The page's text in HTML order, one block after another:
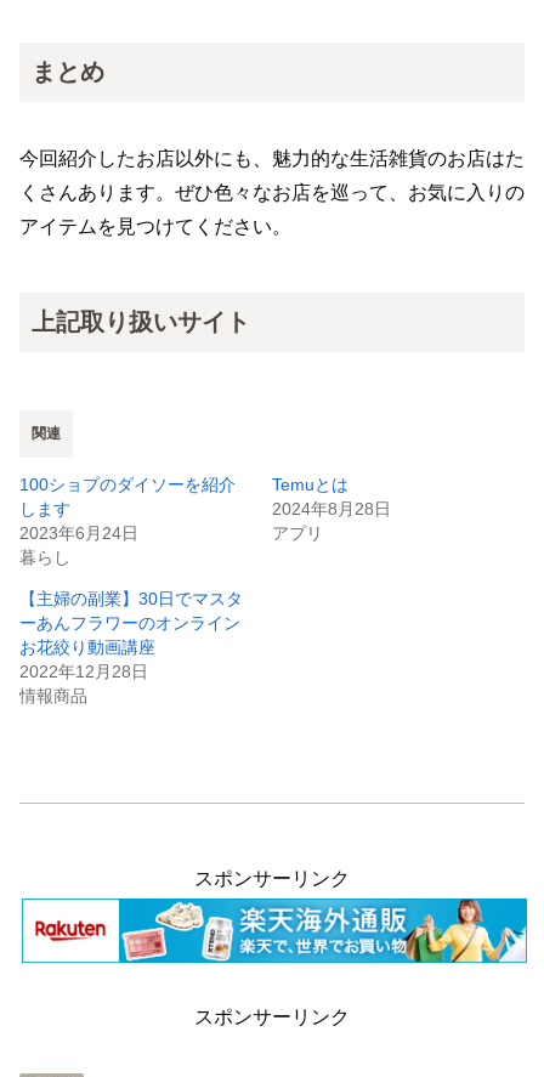
まとめ
今回紹介したお店以外にも、魅力的な生活雑貨のお店はた
くさんあります。ぜひ色々なお店を巡って、お気に入りの
アイテムを見つけてください。
上記取り扱いサイト
関連
100ショプのダイソーを紹介
します
2023年6月24日
暮らし
Temuとは
2024年8月28日
アプリ
【主婦の副業】30日でマスタ
ーあんフラワーのオンライン
お花絞り動画講座
2022年12月28日
情報商品
スポンサーリンク
スポンサーリンク